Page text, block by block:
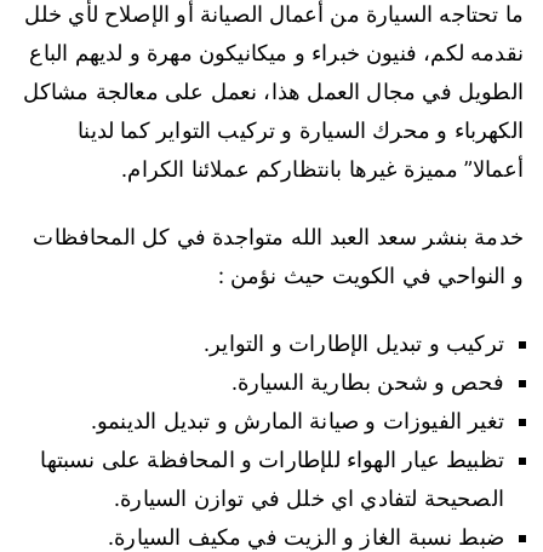
ما تحتاجه السيارة من أعمال الصيانة أو الإصلاح لأي خلل
نقدمه لكم، فنيون خبراء و ميكانيكون مهرة و لديهم الباع
الطويل في مجال العمل هذا، نعمل على معالجة مشاكل
الكهرباء و محرك السيارة و تركيب التواير كما لدينا
أعمالا” مميزة غيرها بانتظاركم عملائنا الكرام.
خدمة بنشر سعد العبد الله متواجدة في كل المحافظات
و النواحي في الكويت حيث نؤمن :
تركيب و تبديل الإطارات و التواير.
فحص و شحن بطارية السيارة.
تغير الفيوزات و صيانة المارش و تبديل الدينمو.
تظبيط عيار الهواء للإطارات و المحافظة على نسبتها
الصحيحة لتفادي اي خلل في توازن السيارة.
ضبط نسبة الغاز و الزيت في مكيف السيارة.